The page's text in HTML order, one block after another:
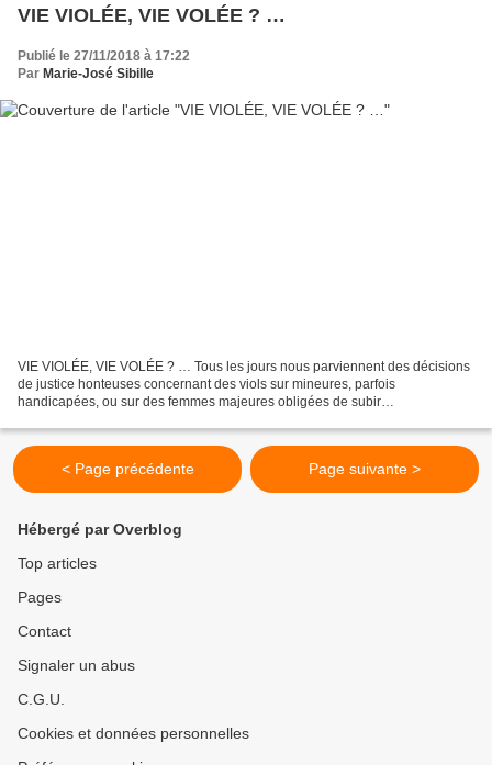
VIE VIOLÉE, VIE VOLÉE ? …
Publié le 27/11/2018 à 17:22
Par Marie-José Sibille
VIE VIOLÉE, VIE VOLÉE ? … Tous les jours nous parviennent des décisions
de justice honteuses concernant des viols sur mineures, parfois
handicapées, ou sur des femmes majeures obligées de subir
< Page précédente Page suivante >
Hébergé par Overblog
Top articles
Pages
Contact
Signaler un abus
C.G.U.
Cookies et données personnelles